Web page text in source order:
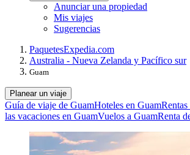
Anunciar una propiedad
Mis viajes
Sugerencias
PaquetesExpedia.com
Australia - Nueva Zelanda y Pacífico sur
Guam
Planear un viaje
Guía de viaje de GuamHoteles en GuamRentas
las vacaciones en GuamVuelos a GuamRenta